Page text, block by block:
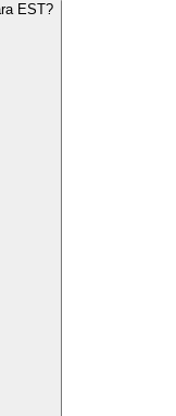
EST?